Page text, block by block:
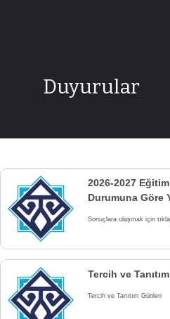
Duyurular
2026-2027 Eğitim
Durumuna Göre
Sonuçlara ulaşmak için
Tercih ve
Tercih ve Tanıtım Günleri